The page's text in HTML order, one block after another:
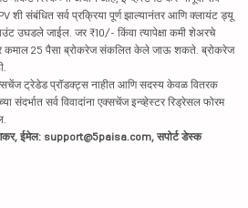
शी संबंधित सर्व प्रक्रिया पूर्ण झाल्यानंतर आणि क्लायंट ड्यू
उघडले जाईल. जर ₹10/- किंवा त्यापेक्षा कमी शेअरचे
कमाल 25 पैसा ब्रोकरेज संकलित केले जाऊ शकते. ब्रोकरेज
ट्रेडेड प्रॉडक्ट्स नाहीत आणि सदस्य केवळ वितरक
संदर्भात सर्व विवादांना एक्सचेंज इन्व्हेस्टर रिड्रेसल फोरम
ईमेल: support@5paisa.com, सपोर्ट डेस्क